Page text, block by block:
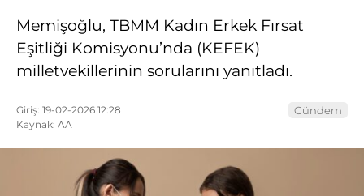
Memişoğlu, TBMM Kadın Erkek Fırsat
Eşitliği Komisyonu’nda (KEFEK)
milletvekillerinin sorularını yanıtladı.
Giriş: 19-02-2026 12:28
Kaynak: AA
Gündem